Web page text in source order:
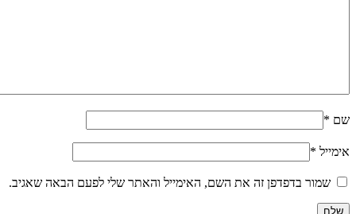
שם *
אימייל *
שמור בדפדפן זה את השם, האימייל והאתר שלי לפעם הבאה שאגיב.